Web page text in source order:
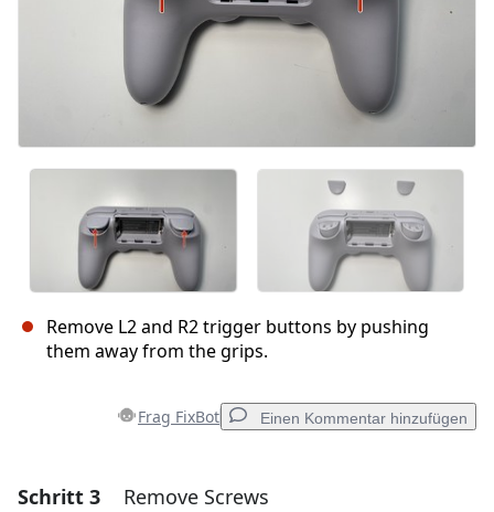
Remove L2 and R2 trigger buttons by pushing
them away from the grips.
Frag FixBot Einen Kommentar hinzufügen
Einen Kommentar hinzufügen
Schritt 3 Remove Screws